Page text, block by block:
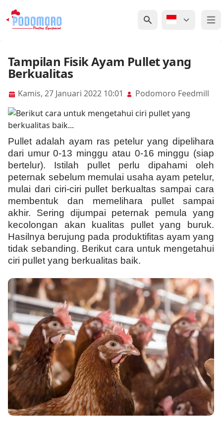
Tampilan Fisik Ayam Pullet yang
Berkualitas
Kamis, 27 Januari 2022 10:01 Podomoro Feedmill
Pullet adalah ayam ras petelur yang dipelihara
dari umur 0-13 minggu atau 0-16 minggu (siap
bertelur). Istilah pullet perlu dipahami oleh
peternak sebelum memulai usaha ayam petelur,
mulai dari ciri-ciri pullet berkualtas sampai cara
membentuk dan memelihara pullet sampai
akhir. Sering dijumpai peternak pemula yang
kecolongan akan kualitas pullet yang buruk.
Hasilnya berujung pada produktifitas ayam yang
tidak sebanding. Berikut cara untuk mengetahui
ciri pullet yang berkualitas baik.